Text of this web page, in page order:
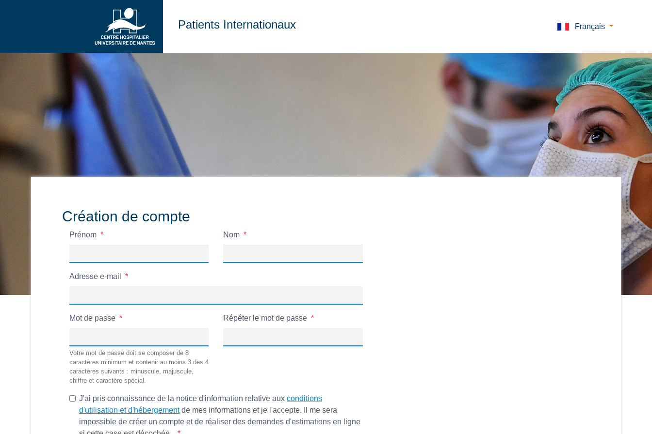
Patients Internationaux Français
Création de compte
Prénom Nom
Adresse e-mail
Mot de passe
Votre mot de passe doit se composer de 8
caractères minimum et contenir au moins 3 des 4
caractères suivants : minuscule, majuscule,
chiffre et caractère spécial.
Répéter le mot de passe
J'ai pris connaissance de la notice d'information relative aux conditions
d'utilisation et d'hébergementde mes informations et je l'accepte. Il me sera
impossible de créer un compte et de réaliser des demandes d'estimations en ligne